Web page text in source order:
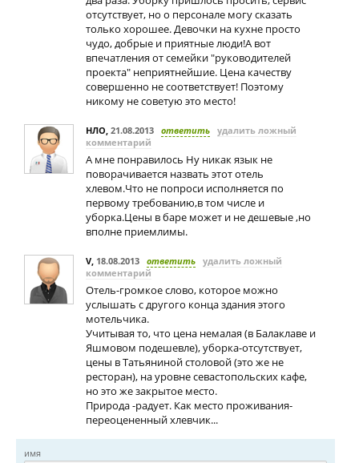
отсутствует, но о персонале могу сказать
только хорошее. Девочки на кухне просто
чудо, добрые и приятные люди!А вот
впечатления от семейки "руководителей
проекта" неприятнейшие. Цена качеству
совершенно не соответствует! Поэтому
никому не советую это место!
НЛО, 21.08.2013 ответить удалить ложный
комментарий
А мне понравилось Ну никак язык не
поворачивается назвать этот отель
хлевом.Что не попроси исполняется по
первому требованию,в том числе и
уборка.Цены в баре может и не дешевые ,но
вполне приемлимы.
V, 18.08.2013 ответить удалить ложный
комментарий
Отель-громкое слово, которое можно
услышать с другого конца здания этого
мотельчика.
Учитывая то, что цена немалая (в Балаклаве и
Яшмовом подешевле), уборка-отсутствует,
цены в Татьяниной столовой (это же не
ресторан), на уровне севастопольских кафе,
но это же закрытое место.
Природа -радует. Как место проживания-
переоцененный хлевчик...
имя